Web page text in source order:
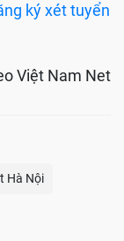
ký xét tuyển
Việt Nam Net
Hà Nội